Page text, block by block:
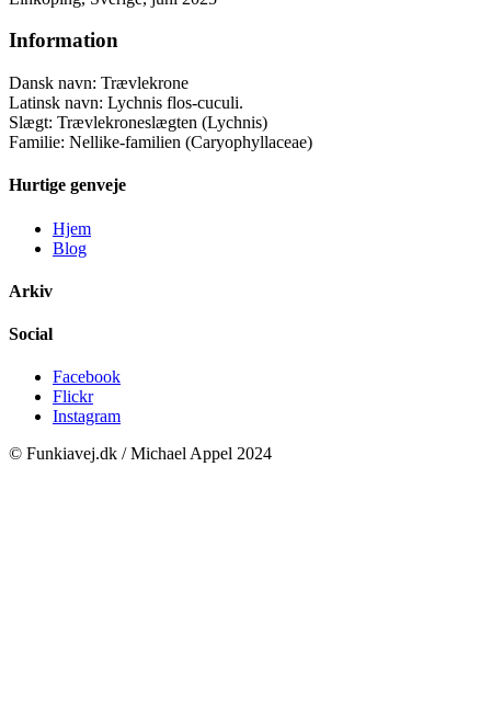
Information
Dansk navn: Trævlekrone
Latinsk navn: Lychnis flos-cuculi.
Slægt: Trævlekroneslægten (Lychnis)
Familie: Nellike-familien (Caryophyllaceae)
Hurtige genveje
Hjem
Blog
Arkiv
Social
Facebook
Flickr
Instagram
© Funkiavej.dk / Michael Appel 2024